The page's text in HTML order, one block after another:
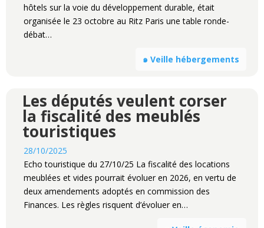
hôtels sur la voie du développement durable, était
organisée le 23 octobre au Ritz Paris une table ronde-
débat…
๑ Veille hébergements
Les députés veulent corser
la fiscalité des meublés
touristiques
28/10/2025
Echo touristique du 27/10/25 La fiscalité des locations
meublées et vides pourrait évoluer en 2026, en vertu de
deux amendements adoptés en commission des
Finances. Les règles risquent d’évoluer en…